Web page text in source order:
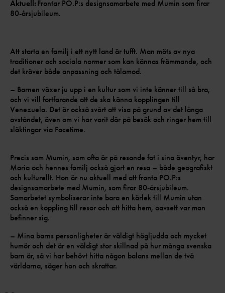
Aktuell:Frontar PO.P:s designsamarbete med Mumin som firar
80-årsjubileum.
Att starta en familj i ett nytt land är tufft. Man möts av nya
traditioner och sociala normer som kan kännas främmande, och
det kräver både anpassning och tålamod.
– Barnen växer ju upp i en kultur som vi inte känner till så bra,
och vi vill fortfarande att de ska känna kopplingen till
Venezuela. Det är också svårt att visa på grund av det långa
avståndet, även om vi har varit där på besök och ringer hem till
släktingar via Facetime.
Precis som Mumin, som ofta är på resande fot i sina äventyr, har
Maria och hennes familj också gjort en resa – både geografiskt
och kulturellt. Hon är nu aktuell med att fronta PO.P:s
designsamarbete med Mumin, som firar 80-årsjubileum.
Samarbetet symboliserar inte bara en kärlek till Mumin utan
också en koppling till resor och att hitta hem, oavsett var man
befinner sig.
– Mina barns personligheter är väldigt högljudda och mycket
humör och det är en väldigt stor skillnad på hur många svenska
barn är, så vi har behövt hitta någon balans mellan de två
världarna, säger hon och skrattar.